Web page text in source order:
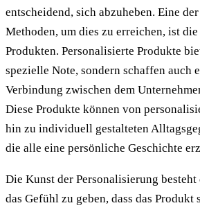
entscheidend, sich abzuheben. Eine
Methoden, um dies zu erreichen, ist
Produkten. Personalisierte Produkte
spezielle Note, sondern schaffen auch
Verbindung zwischen dem
Diese Produkte können von
hin zu individuell gestalteten
die alle eine persönliche Geschichte
Die Kunst der Personalisierung
das Gefühl zu geben, dass das Produkt